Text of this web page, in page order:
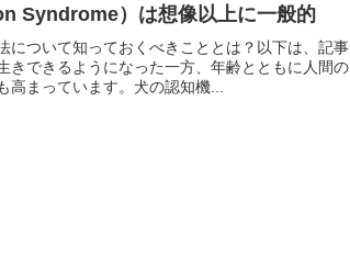
Syndrome）は想像以上に一般的
について知っておくべきこととは？以下は、記事
きできるようになった一方、年齢とともに人間の
まっています。犬の認知機...